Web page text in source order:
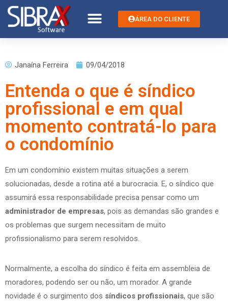
ÁREA DO CLIENTE
Janaína Ferreira 09/04/2018
Entenda o que é síndico
profissional e em qual
momento contratá-lo para
o condomínio
Em um condomínio existem muitas situações a serem
solucionadas, desde a rotina até a burocracia. E, o síndico que
assumirá essa responsabilidade precisa pensar como um
administrador de empresas, pois as demandas são grandes e
os problemas que surgem necessitam de muito
profissionalismo para serem resolvidos.
Normalmente, a escolha do síndico é feita em assembleia de
moradores, podendo ser ou não, um morador. A grande
novidade é o surgimento dos síndicos profissionais, que são